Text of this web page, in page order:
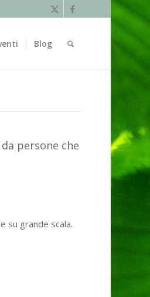
Blog
persone che
su grande scala.